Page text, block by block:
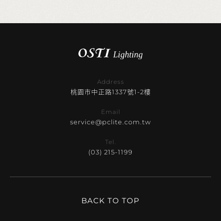
Address
桃園市中正路1337號1-2樓
Email
service@pclite.com.tw
Tel.
(03) 215-1199
BACK TO TOP